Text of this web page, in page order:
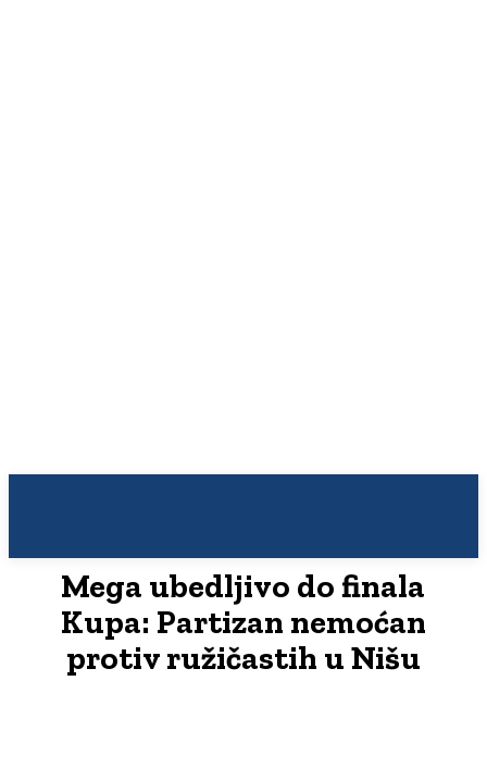
Mega ubedljivo do finala
Kupa: Partizan nemoćan
protiv ružičastih u Nišu